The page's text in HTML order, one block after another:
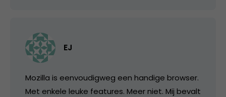
EJ
Mozilla is eenvoudigweg een handige browser.
Met enkele leuke features. Meer niet. Mij bevalt